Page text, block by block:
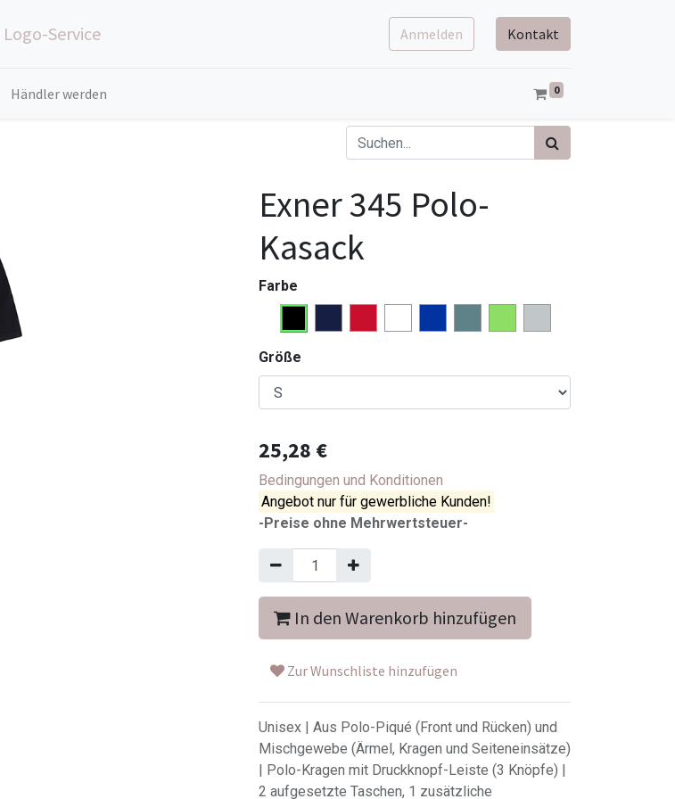
Logo-Service Anmelden Kontakt
Händler werden 0
Exner 345 Polo-
Kasack
Farbe
Größe
25,28 €
Bedingungen und Konditionen
Angebot nur für gewerbliche Kunden!
-Preise ohne Mehrwertsteuer-
In den Warenkorb hinzufügen
Zur Wunschliste hinzufügen
Unisex | Aus Polo-Piqué (Front und Rücken) und
Mischgewebe (Ärmel, Kragen und Seiteneinsätze)
| Polo-Kragen mit Druckknopf-Leiste (3 Knöpfe) |
2 aufgesetzte Taschen, 1 zusätzliche